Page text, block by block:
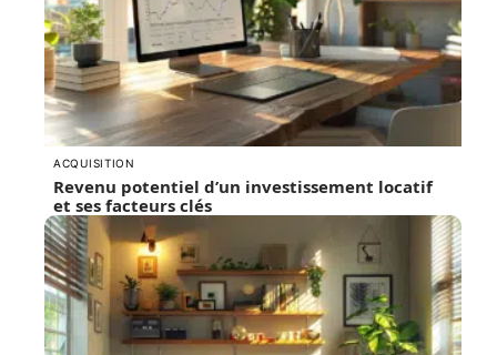
ACQUISITION
Revenu potentiel d’un investissement locatif
et ses facteurs clés